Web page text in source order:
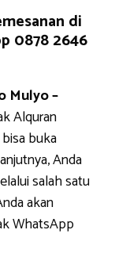
di
0878 2646
Mulyo –
Alquran
buka
Anda
salah satu
akan
WhatsApp